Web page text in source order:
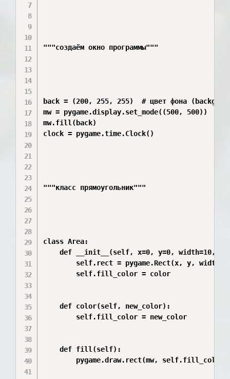
"""создаём окно программы"""
back = (200, 255, 255)  # цвет фона
mw = pygame.display.set_mode((500, 500))  #
mw.fill(back)
clock = pygame.time.Clock()
"""класс прямоугольник"""
class Area:
def __init__(self, x=0, y=0, width=10,
self.rect = pygame.Rect(x, y, width,
        self.fill_color = color
    def color(self, new_color):
        self.fill_color = new_color
    def fill(self):
pygame.draw.rect(mw,